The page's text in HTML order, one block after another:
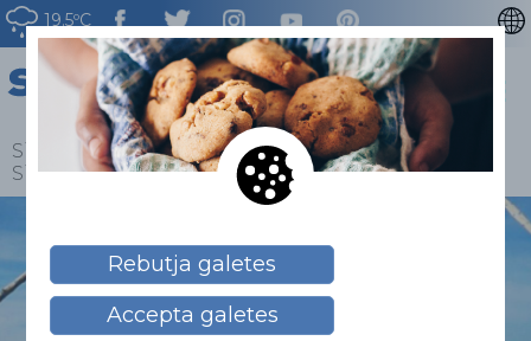
19.5ºC
ENGLISH
ESPAÑOL
FRANÇAIS
Sitges > Blog > Les millors maneres de gaudir
Sitges amb vaixell
Rebutja galetes
Accepta galetes